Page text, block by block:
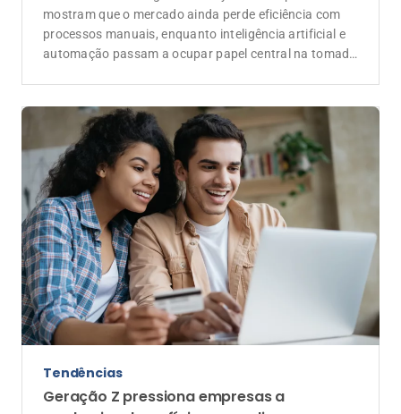
Tendências
Geração Z pressiona empresas a
modernizar benefícios e ampliar seguros
financeira e flexibilidade ao escolher onde trabalhar
Anunciantes